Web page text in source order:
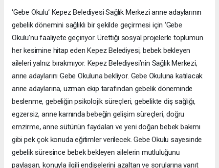
‘Gebe Okulu’ Kepez Belediyesi Sağlık Merkezi anne adaylarının
gebelik dönemini sağlıklı bir şekilde geçirmesi için ‘Gebe
Okulu’nu faaliyete geçiriyor. Ürettiği sosyal projelerle toplumun
her kesimine hitap eden Kepez Belediyesi, bebek bekleyen
aileleri yalnız bırakmıyor. Kepez Belediyesi’nin Sağlık Merkezi,
anne adaylarını Gebe Okuluna bekliyor. Gebe Okuluna katılacak
anne adaylarına, uzman ekip tarafından gebelik döneminde
beslenme, gebeliğin psikolojik süreçleri, gebelikte diş sağlığı,
egzersiz, anne karnında bebeğin gelişim süreçleri, doğru
emzirme, anne sütünün faydaları ve yeni doğan bebek bakımı
gibi pek çok konuda eğitimler verilecek. Gebe Okulu sayesinde
gebelik süresince bebek bekleyen ailelerin mutluluğunu
paylaşan, konuyla ilgili endişelerini azaltan ve sorularına yanıt